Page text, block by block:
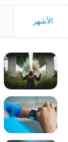
الأشهر